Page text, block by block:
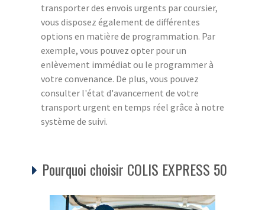
transporter des envois urgents par coursier,
vous disposez également de différentes
options en matière de programmation. Par
exemple, vous pouvez opter pour un
enlèvement immédiat ou le programmer à
votre convenance. De plus, vous pouvez
consulter l'état d'avancement de votre
transport urgent en temps réel grâce à notre
système de suivi.
Pourquoi choisir COLIS EXPRESS 50